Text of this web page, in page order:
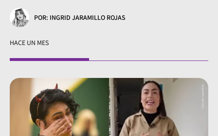
POR: INGRID JARAMILLO ROJAS
HACE UN MES